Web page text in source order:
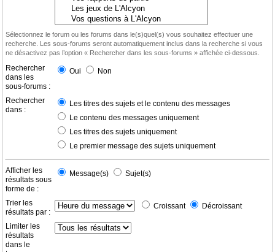
Sélectionnez le forum ou les forums dans le(s)quel(s) vous souhaitez effectuer une
recherche. Les sous-forums seront automatiquement inclus dans la recherche si vous
ne désactivez pas l’option « Rechercher dans les sous-forums » affichée ci-dessous.
Rechercher
dans les
sous-forums :
Oui Non
Rechercher
dans :
Les titres des sujets et le contenu des messages
Le contenu des messages uniquement
Les titres des sujets uniquement
Le premier message des sujets uniquement
Afficher les
résultats sous
forme de :
Message(s) Sujet(s)
Trier les
résultats par :
Croissant Décroissant
Limiter les
résultats
dans le